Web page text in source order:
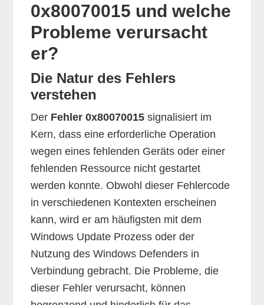
0x80070015 und welche
Probleme verursacht
er?
Die Natur des Fehlers
verstehen
Der Fehler 0x80070015 signalisiert im
Kern, dass eine erforderliche Operation
wegen eines fehlenden Geräts oder einer
fehlenden Ressource nicht gestartet
werden konnte. Obwohl dieser Fehlercode
in verschiedenen Kontexten erscheinen
kann, wird er am häufigsten mit dem
Windows Update Prozess oder der
Nutzung des Windows Defenders in
Verbindung gebracht. Die Probleme, die
dieser Fehler verursacht, können